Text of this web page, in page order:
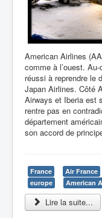
American Airlines
comme à l’ouest.
réussi à reprendre le
Japan Airlines. Côté
Airways et Iberia est
rentre pas en
département
son accord de
France Air France
europe
American
Lire la suite...